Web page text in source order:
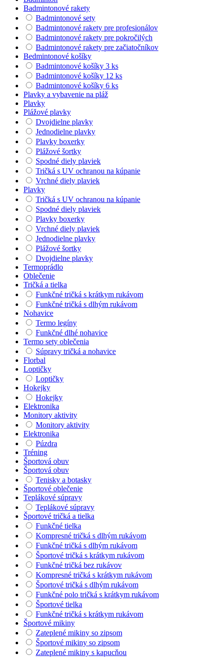
Badmintonové rakety
Badmintonové sety
Badmintonové rakety pre profesionálov
Badmintonové rakety pre pokročilých
Badmintonové rakety pre začiatočníkov
Bedmintonové košíky
Badmintonové košíky 3 ks
Badmintonové košíky 12 ks
Badmintonové košíky 6 ks
Plavky a vybavenie na pláž
Plavky
Plážové plavky
Dvojdielne plavky
Jednodielne plavky
Plavky boxerky
Plážové šortky
Spodné diely plaviek
Tričká s UV ochranou na kúpanie
Vrchné diely plaviek
Plavky
Tričká s UV ochranou na kúpanie
Spodné diely plaviek
Plavky boxerky
Vrchné diely plaviek
Jednodielne plavky
Plážové šortky
Dvojdielne plavky
Termoprádlo
Oblečenie
Tričká a tielka
Funkčné tričká s krátkym rukávom
Funkčné tričká s dlhým rukávom
Nohavice
Termo legíny
Funkčné dlhé nohavice
Termo sety oblečenia
Súpravy tričká a nohavice
Florbal
Loptičky
Loptičky
Hokejky
Hokejky
Elektronika
Monitory aktivity
Monitory aktivity
Elektronika
Púzdra
Tréning
Športová obuv
Športová obuv
Tenisky a botasky
Športové oblečenie
Teplákové súpravy
Teplákové súpravy
Športové tričká a tielka
Funkčné tielka
Kompresné tričká s dlhým rukávom
Funkčné tričká s dlhým rukávom
Športové tričká s krátkym rukávom
Funkčné tričká bez rukávov
Kompresné tričká s krátkym rukávom
Športové tričká s dlhým rukávom
Funkčné polo tričká s krátkym rukávom
Športové tielka
Funkčné tričká s krátkym rukávom
Športové mikiny
Zateplené mikiny so zipsom
Športové mikiny so zipsom
Zateplené mikiny s kapucňou